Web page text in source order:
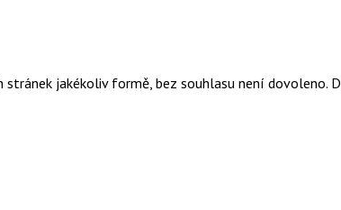
jakékoliv formě, bez souhlasu není dovoleno.